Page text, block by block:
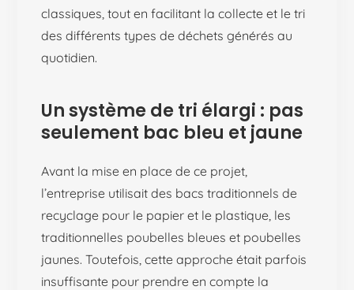
classiques, tout en facilitant la collecte et le tri
des différents types de déchets générés au
quotidien.
Un système de tri élargi : pas
seulement bac bleu et jaune
Avant la mise en place de ce projet,
l’entreprise utilisait des bacs traditionnels de
recyclage pour le papier et le plastique, les
traditionnelles poubelles bleues et poubelles
jaunes. Toutefois, cette approche était parfois
insuffisante pour prendre en compte la